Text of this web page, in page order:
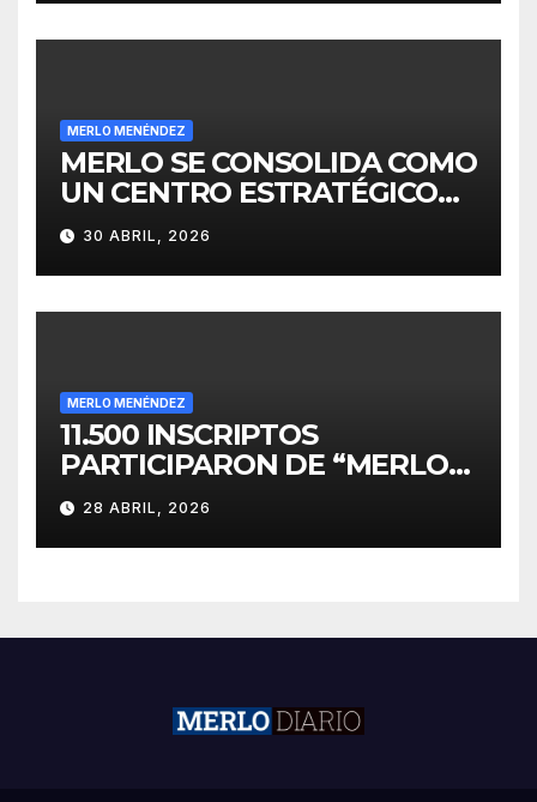
MERLO MENÉNDEZ
MERLO SE CONSOLIDA COMO
UN CENTRO ESTRATÉGICO
PARA EL DESARROLLO DE
INVERSIONES
30 ABRIL, 2026
MERLO MENÉNDEZ
11.500 INSCRIPTOS
PARTICIPARON DE “MERLO
CORRE POR MALVINAS”
28 ABRIL, 2026